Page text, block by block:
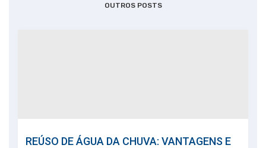
OUTROS POSTS
REÚSO DE ÁGUA DA CHUVA: VANTAGENS E